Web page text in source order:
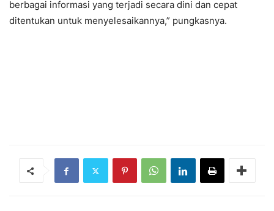
berbagai informasi yang terjadi secara dini dan cepat
ditentukan untuk menyelesaikannya,” pungkasnya.